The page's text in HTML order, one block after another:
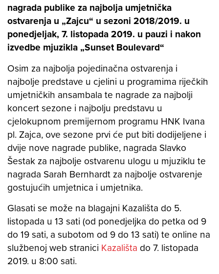
nagrada publike za najbolja umjetnička
ostvarenja u „Zajcu“ u sezoni 2018/2019. u
ponedjeljak, 7. listopada 2019. u pauzi i nakon
izvedbe mjuzikla „Sunset Boulevard“
Osim za najbolja pojedinačna ostvarenja i
najbolje predstave u cjelini u programima riječkih
umjetničkih ansambala te nagrade za najbolji
koncert sezone i najbolju predstavu u
cjelokupnom premijernom programu HNK Ivana
pl. Zajca, ove sezone prvi će put biti dodijeljene i
dvije nove nagrade publike, nagrada Slavko
Šestak za najbolje ostvarenu ulogu u mjuziklu te
nagrada Sarah Bernhardt za najbolje ostvarenje
gostujućih umjetnica i umjetnika.
Glasati se može na blagajni Kazališta do 5.
listopada u 13 sati (od ponedjeljka do petka od 9
do 19 sati, a subotom od 9 do 13 sati) te online na
službenoj web stranici Kazališta do 7. listopada
2019. u 8:00 sati.